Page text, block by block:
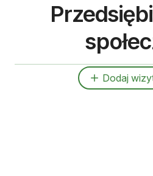
Dodaj